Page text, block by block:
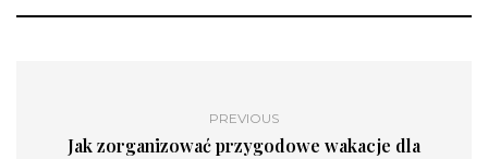
PREVIOUS
Jak zorganizować przygodowe wakacje dla